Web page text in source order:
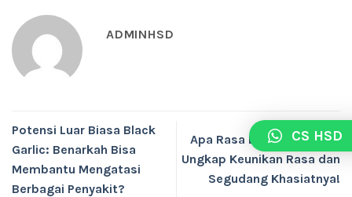
ADMINHSD
Potensi Luar Biasa Black
Garlic: Benarkah Bisa
Membantu Mengatasi
Berbagai Penyakit?
Apa Rasa Bawang Hitam?
Ungkap Keunikan Rasa dan
Segudang Khasiatnya!
CS HSD